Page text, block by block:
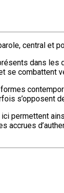
central et
dans
se combattent
s’opposent
permettent
accrues